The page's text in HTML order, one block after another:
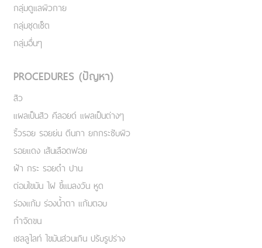
กลุ่มดูแลผิวกาย
กลุ่มชุดเซ็ต
กลุ่มอื่นๆ
PROCEDURES (ปัญหา)
สิว
แผลเป็นสิว คีลอยด์ แผลเป็นต่างๆ
ริ้วรอย รอยย่น ตีนกา ยกกระชับผิว
รอยแดง เส้นเลือดฟอย
ฝ้า กระ รอยดำ ปาน
ต่อมไขมัน ไฝ ขี้แมลงวัน หูด
ร่องแก้ม ร่องน้ำตา แก้มตอบ
กำจัดขน
เชลลูไลท์ ไขมันส่วนเกิน ปรับรูปร่าง